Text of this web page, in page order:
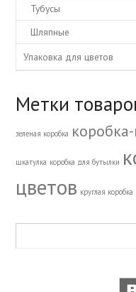
Тубусы
Шляпные
Упаковка для цветов
Метки
зеленая коробка коробка-
шкатулка коробка для бутылки
цветов круглая коробка